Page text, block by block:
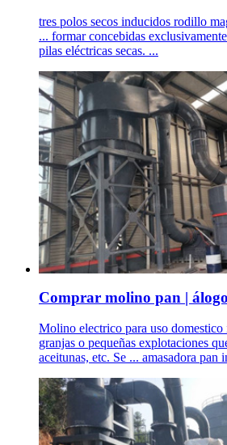
tres polos secos inducidos rodillo
... formar concebidas
pilas eléctricas secas. ...
Comprar molino pan |
Molino electrico para uso domestico
granjas o pequeñas explotaciones
aceitunas, etc. Se ... amasadora pan